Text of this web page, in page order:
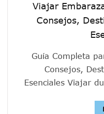
Viajar
Consejos,
Guía Completa
Consejos,
Esenciales Viajar